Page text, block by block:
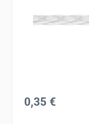
Regulärer Preis:
0,35 €